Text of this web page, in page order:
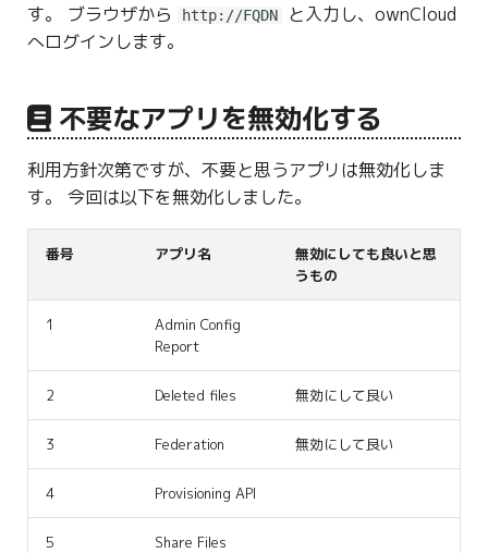
す。 ブラウザから
http://FQDN
と入力し、ownCloud
へログインします。
不要なアプリを無効化する
利用方針次第ですが、不要と思うアプリは無効化しま
す。 今回は以下を無効化しました。
番号 アプリ名
無効にしても良いと思
うもの
1
Admin Config
Report
2 Deleted files 無効にして良い
3 Federation 無効にして良い
4 Provisioning API
5 Share Files